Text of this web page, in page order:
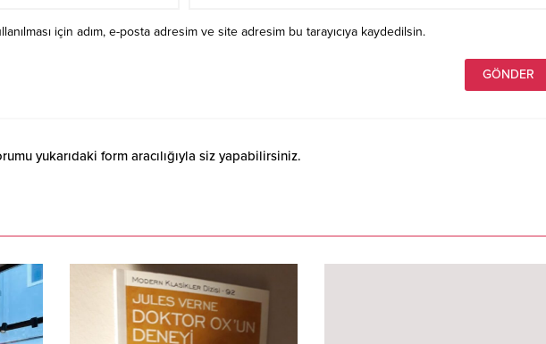
için adım, e-posta adresim ve site adresim bu tarayıcıya kaydedilsin.
yukarıdaki form aracılığıyla siz yapabilirsiniz.